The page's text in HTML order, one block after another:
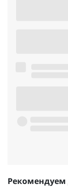
Рекомендуем